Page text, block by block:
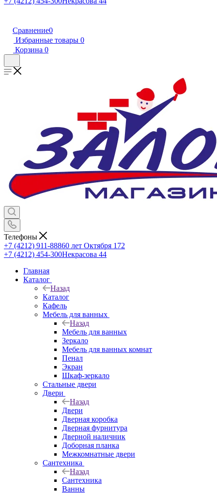
Сравнение0
Избранные товары 0
Корзина 0
Телефоны
+7 (4212) 911-88860 лет Октября 172
+7 (4212) 454-300Некрасова 44
Главная
Каталог
Назад
Каталог
Кафель
Мебель для ванных
Назад
Мебель для ванных
Зеркало
Мебель для ванных комнат
Пенал
Экран
Шкаф-зеркало
Стальные двери
Двери
Назад
Двери
Дверная коробка
Дверная фурнитура
Дверной наличник
Доборная планка
Межкомнатные двери
Сантехника
Назад
Сантехника
Ванны